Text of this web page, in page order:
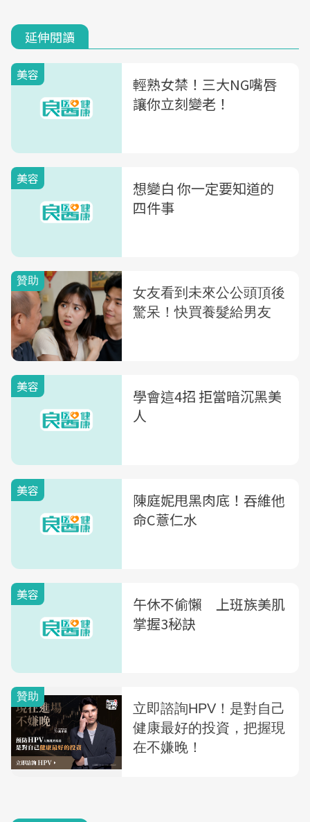
延伸閱讀
美容
輕熟女禁！三大NG嘴唇
讓你立刻變老！
美容
想變白 你一定要知道的
四件事
美容
學會這4招 拒當暗沉黑美
人
美容
陳庭妮甩黑肉底！吞維他
命C薏仁水
美容
午休不偷懶 上班族美肌
掌握3秘訣